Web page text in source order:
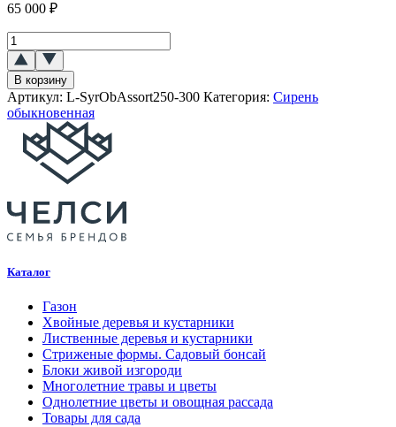
65 000 ₽
Количество
товара
Сирень
обыкновенная
В корзину
Артикул: L-SyrObAssort250-300 Категория: Сирень
обыкновенная
Каталог
Газон
Хвойные деревья и кустарники
Лиственные деревья и кустарники
Стриженые формы. Садовый бонсай
Блоки живой изгороди
Многолетние травы и цветы
Однолетние цветы и овощная рассада
Товары для сада